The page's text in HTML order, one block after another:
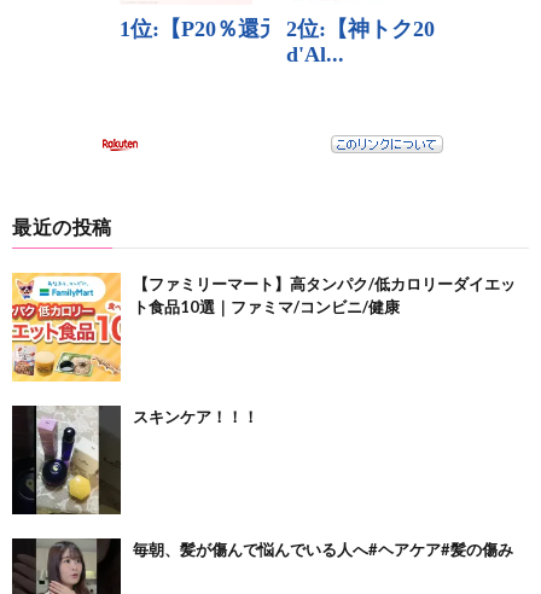
最近の投稿
【ファミリーマート】高タンパク/低カロリーダイエッ
ト食品10選｜ファミマ/コンビニ/健康
スキンケア！！！
毎朝、髪が傷んで悩んでいる人へ#ヘアケア#髪の傷み